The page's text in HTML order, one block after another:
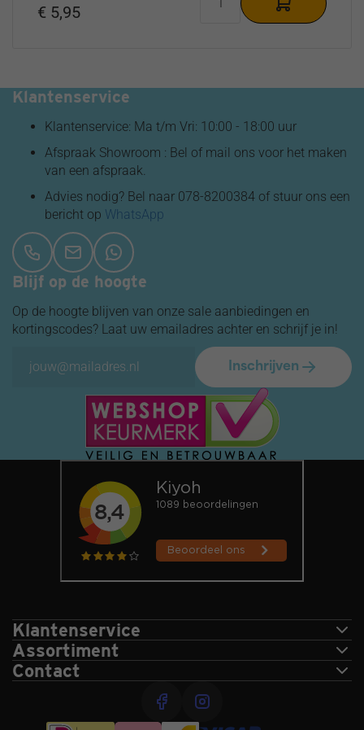
€ 5,95
Klantenservice
Klantenservice: Ma t/m Vri: 10:00 - 18:00 uur
Afspraak Showroom : Bel of mail ons voor het maken
van een afspraak.
Advies nodig? Bel naar 078-8200384 of stuur ons een
bericht op WhatsApp
Blijf op de hoogte
Op de hoogte blijven van onze sale aanbiedingen en
kortingscodes? Laat uw emailadres achter en schrijf je in!
Inschrijven
Klantenservice
Assortiment
Contact